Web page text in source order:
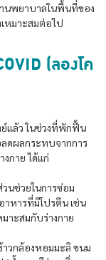
นพยาบาลในพื้นที่ของ
หมาะสมต่อไป
(ลองโค
แล้ว ในช่วงที่พักฟื้น
ดผลกระทบจากการ
งกาย ได้แก่
นช่วยในการซ่อม
อาหารที่มีโปรตีน เช่น
าะสมกับร่างกาย
วกล้องหอมมะลิ ขนม